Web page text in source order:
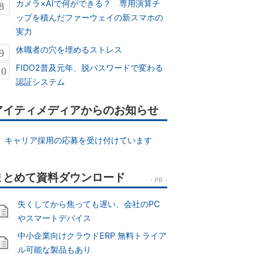
カメラ×AIで何ができる？ 専用演算チ
ップを積んだファーウェイの新スマホの
実力
休職者の穴を埋めるストレス
FIDO2普及元年、脱パスワードで変わる
認証システム
イティメディアからのお知らせ
キャリア採用の応募を受け付けています
失くしてから焦っても遅い、会社のPC
やスマートデバイス
中小企業向けクラウドERP 無料トライア
ル可能な製品もあり